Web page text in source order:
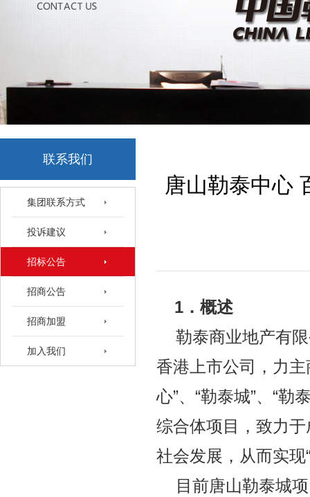
联系我们
集团联系方式
投诉建议
招标公告
招商公告
招商加盟
加入我们
唐山勒泰中心
1 ．概述
勒泰商业地产有
香港上市公司，力
心”、 “勒泰城”、 “勒
综合体项目，致力
社会发展，从而实现
目前唐山勒泰城